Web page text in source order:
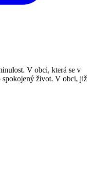
V obci, která se v
spokojený život. V obci, již